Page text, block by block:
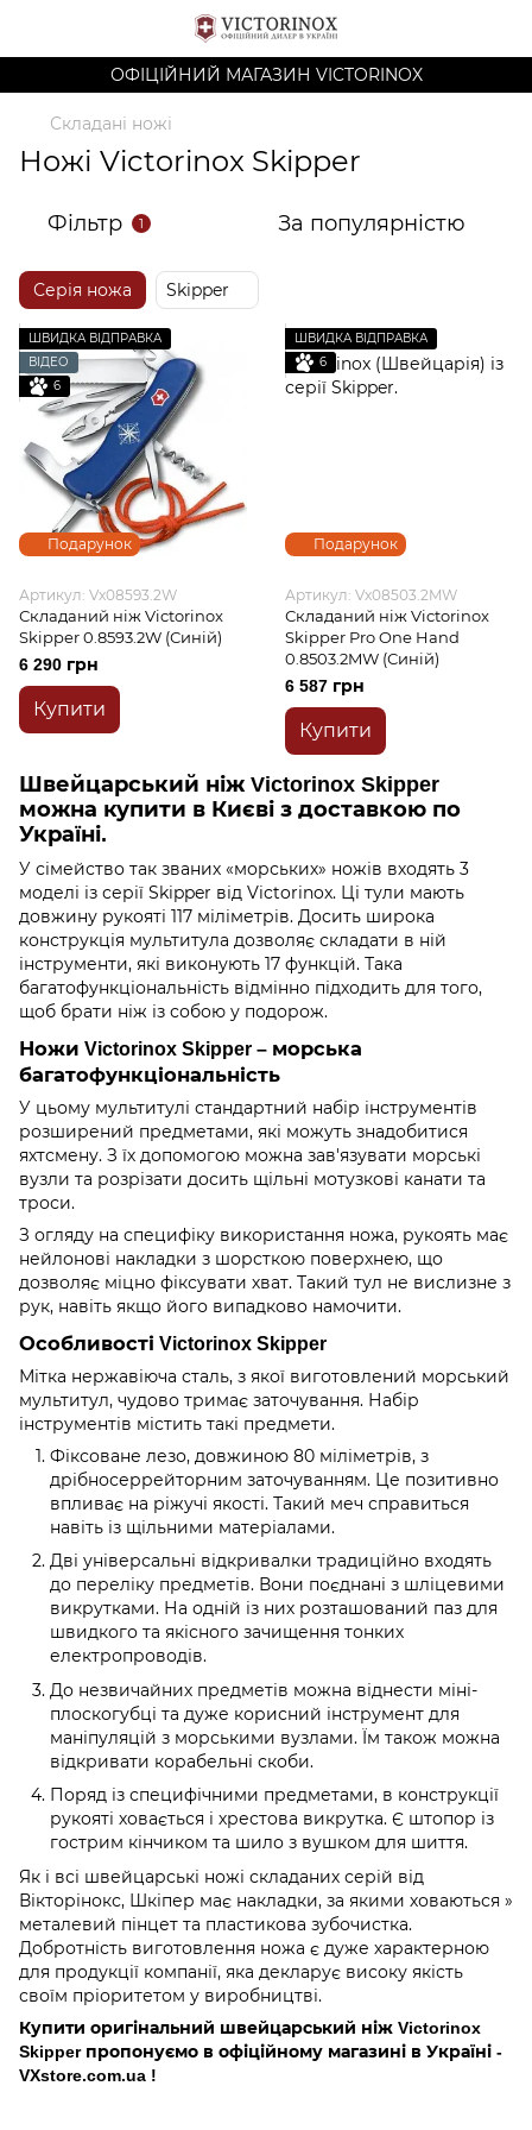
ОФІЦІЙНИЙ МАГАЗИН VICTORINOX
Складані ножі
Ножі Victorinox Skipper
Фільтр 1 За популярністю
Серія ножа Skipper
Подарунок
ШВИДКА ВІДПРАВКА
ВІДЕО
6
Артикул: Vx08593.2W
Складаний ніж Victorinox
Skipper 0.8593.2W (Синій)
6 290 грн
Купити
Подарунок
ШВИДКА ВІДПРАВКА
6
Артикул: Vx08503.2MW
Складаний ніж Victorinox
Skipper Pro One Hand
0.8503.2MW (Синій)
6 587 грн
Купити
Швейцарський ніж Victorinox Skipper
можна купити в Києві з доставкою по
Україні.
У сімейство так званих «морських» ножів входять 3
моделі із серії Skipper від Victorinox. Ці тули мають
довжину рукояті 117 міліметрів. Досить широка
конструкція мультитула дозволяє складати в ній
інструменти, які виконують 17 функцій. Така
багатофункціональність відмінно підходить для того,
щоб брати ніж із собою у подорож.
Ножи Victorinox Skipper – морська
багатофункціональність
У цьому мультитулі стандартний набір інструментів
розширений предметами, які можуть знадобитися
яхтсмену. З їх допомогою можна зав'язувати морські
вузли та розрізати досить щільні мотузкові канати та
троси.
З огляду на специфіку використання ножа, рукоять має
нейлонові накладки з шорсткою поверхнею, що
дозволяє міцно фіксувати хват. Такий тул не вислизне з
рук, навіть якщо його випадково намочити.
Особливості Victorinox Skipper
Мітка нержавіюча сталь, з якої виготовлений морський
мультитул, чудово тримає заточування. Набір
інструментів містить такі предмети.
Фіксоване лезо, довжиною 80 міліметрів, з
дрібносеррейторним заточуванням. Це позитивно
впливає на ріжучі якості. Такий меч справиться
навіть із щільними матеріалами.
Дві універсальні відкривалки традиційно входять
до переліку предметів. Вони поєднані з шліцевими
викрутками. На одній із них розташований паз для
швидкого та якісного зачищення тонких
електропроводів.
До незвичайних предметів можна віднести міні-
плоскогубці та дуже корисний інструмент для
маніпуляцій з морськими вузлами. Їм також можна
відкривати корабельні скоби.
Поряд із специфічними предметами, в конструкції
рукояті ховається і хрестова викрутка. Є штопор із
гострим кінчиком та шило з вушком для шиття.
Як і всі швейцарські ножі складаних серій від
Вікторінокс, Шкіпер має накладки, за якими ховаються »
металевий пінцет та пластикова зубочистка.
Добротність виготовлення ножа є дуже характерною
для продукції компанії, яка декларує високу якість
своїм пріоритетом у виробництві.
Купити оригінальний швейцарський ніж Victorinox
Skipperпропонуємо в офіційному магазині в Україні -
VXstore.com.ua !